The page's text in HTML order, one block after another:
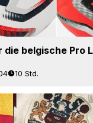
die belgische Pro
10 Std.